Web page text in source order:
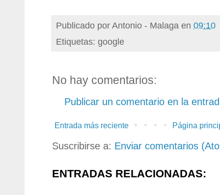
Publicado porAntonio - Malaga en 09:10
Etiquetas: google
No hay comentarios:
Publicar un comentario en la
Entrada más reciente Página
Suscribirse a: Enviar comentarios
ENTRADAS RELACIONADAS: